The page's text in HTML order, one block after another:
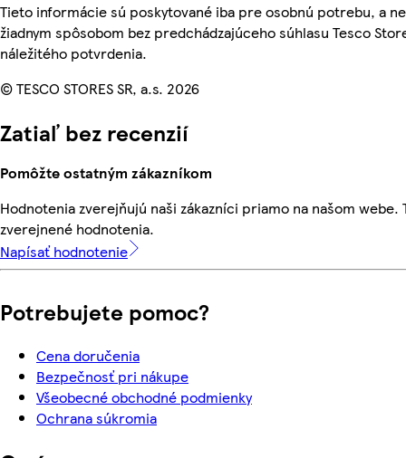
Tieto informácie sú poskytované iba pre osobnú potrebu, a
žiadnym spôsobom bez predchádzajúceho súhlasu Tesco
náležitého potvrdenia.
© TESCO STORES SR, a.s. 2026
Zatiaľ bez recenzií
Pomôžte ostatným zákazníkom
Hodnotenia zverejňujú naši zákazníci priamo na našom webe.
zverejnené hodnotenia.
Napísať hodnotenie
Potrebujete pomoc?
Cena doručenia
Bezpečnosť pri nákupe
Všeobecné obchodné podmienky
Ochrana súkromia